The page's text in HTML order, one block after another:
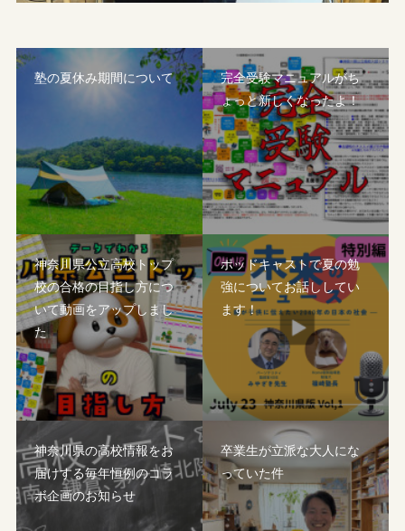
塾の夏休み期間について
完全受験マニュアルがち
ょっと新しくなったよ！
神奈川県公立高校トップ
校の合格の目指し方につ
いて動画をアップしまし
た
ポッドキャストで夏の勉
強についてお話ししてい
ます！
神奈川県の高校情報をお
届けする毎年恒例のコラ
ボ企画のお知らせ
卒業生が立派な大人にな
っていた件